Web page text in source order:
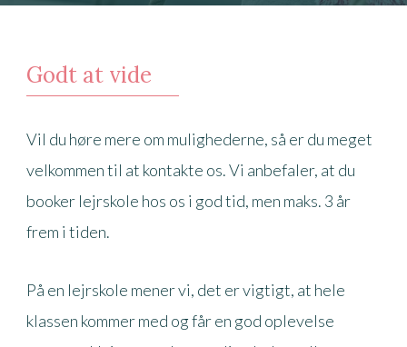
Godt at vide
Vil du høre mere om mulighederne, så er du meget
velkommen til at kontakte os. Vi anbefaler, at du
booker lejrskole hos os i god tid, men maks. 3 år
frem i tiden.
På en lejrskole mener vi, det er vigtigt, at hele
klassen kommer med og får en god oplevelse